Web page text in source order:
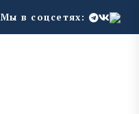
Мы в соцсетях: